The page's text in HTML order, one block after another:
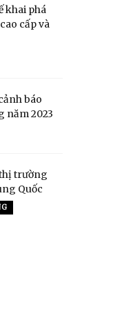
khai phá
cấp và
báo
năm 2023
trường
Quốc